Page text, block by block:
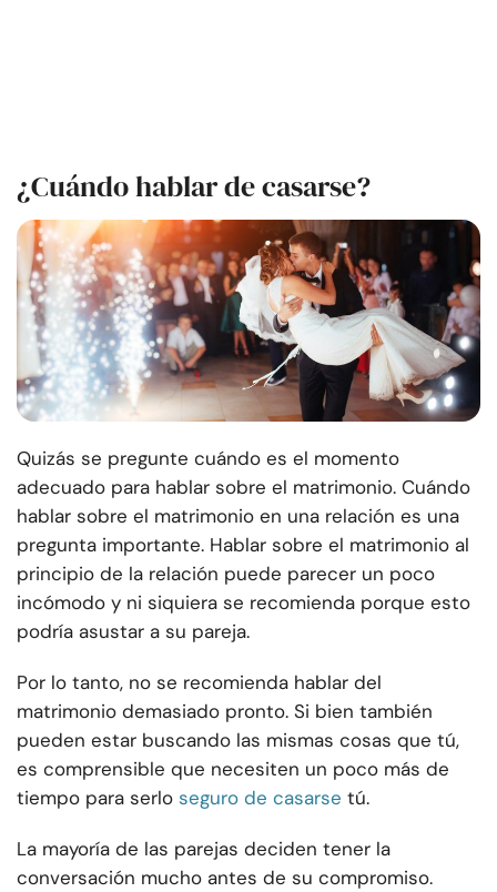
¿Cuándo hablar de casarse?
Quizás se pregunte cuándo es el momento
adecuado para hablar sobre el matrimonio. Cuándo
hablar sobre el matrimonio en una relación es una
pregunta importante. Hablar sobre el matrimonio al
principio de la relación puede parecer un poco
incómodo y ni siquiera se recomienda porque esto
podría asustar a su pareja.
Por lo tanto, no se recomienda hablar del
matrimonio demasiado pronto. Si bien también
pueden estar buscando las mismas cosas que tú,
es comprensible que necesiten un poco más de
tiempo para serlo seguro de casarse tú.
La mayoría de las parejas deciden tener la
conversación mucho antes de su compromiso.